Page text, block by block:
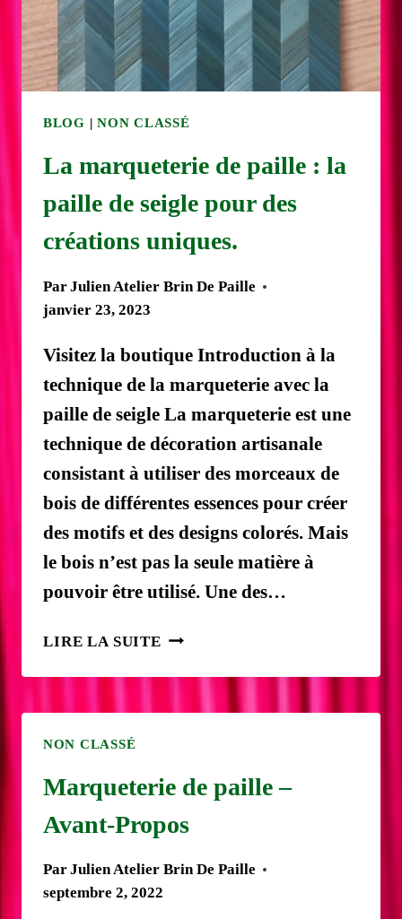
BLOG |NON CLASSÉ
La marqueterie de paille : la
paille de seigle pour des
créations uniques.
ParJulien Atelier Brin De Paille
janvier 23, 2023
Visitez la boutique Introduction à la
technique de la marqueterie avec la
paille de seigle La marqueterie est une
technique de décoration artisanale
consistant à utiliser des morceaux de
bois de différentes essences pour créer
des motifs et des designs colorés. Mais
le bois n’est pas la seule matière à
pouvoir être utilisé. Une des…
LIRE LA SUITE LA
DE
PAILLE
DE
SEIGLE
DES
CRÉATIONS
NON CLASSÉ
Marqueterie de paille –
Avant-Propos
ParJulien Atelier Brin De Paille
septembre 2, 2022